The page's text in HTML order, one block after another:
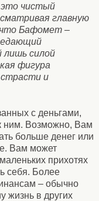
чистый
главную
Бафомет –
лишь силой
фигура
страсти и
с деньгами,
ним. Возможно, Вам
больше денег или
Вам может
прихотях
себя. Более
– обычно
жизнь в других